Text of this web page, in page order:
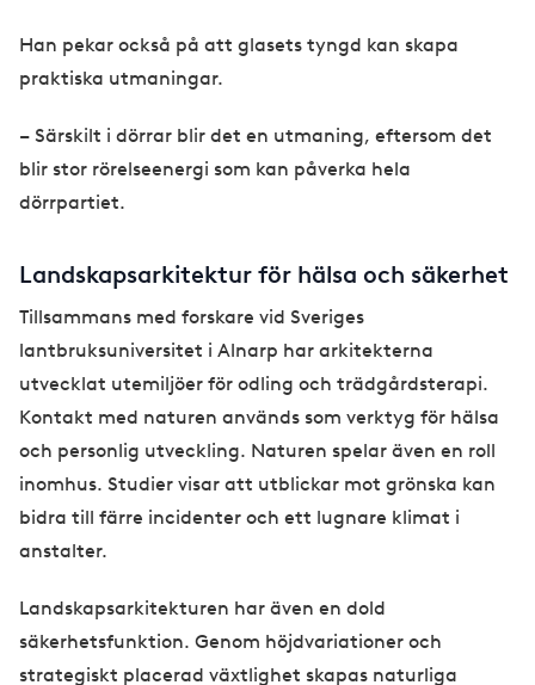
Han pekar också på att glasets tyngd kan skapa
praktiska utmaningar.
– Särskilt i dörrar blir det en utmaning, eftersom det
blir stor rörelseenergi som kan påverka hela
dörrpartiet.
Landskapsarkitektur för hälsa och säkerhet
Tillsammans med forskare vid Sveriges
lantbruksuniversitet i Alnarp har arkitekterna
utvecklat utemiljöer för odling och trädgårdsterapi.
Kontakt med naturen används som verktyg för hälsa
och personlig utveckling. Naturen spelar även en roll
inomhus. Studier visar att utblickar mot grönska kan
bidra till färre incidenter och ett lugnare klimat i
anstalter.
Landskapsarkitekturen har även en dold
säkerhetsfunktion. Genom höjdvariationer och
strategiskt placerad växtlighet skapas naturliga